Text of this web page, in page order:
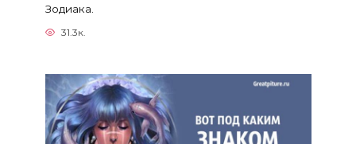
Зодиака.
31.3к.